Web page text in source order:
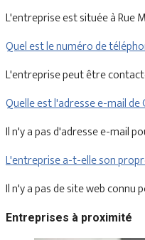
L'entreprise est située à Rue
Quel est le numéro de
L'entreprise peut être
Quelle est l'adresse e-mail de
Il n'y a pas d'adresse e-mail
L'entreprise a-t-elle son
Il n'y a pas de site web
Entreprises à proximité